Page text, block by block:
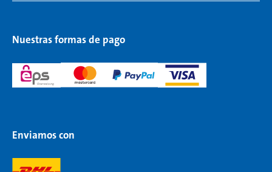
Nuestras formas de pago
Enviamos con